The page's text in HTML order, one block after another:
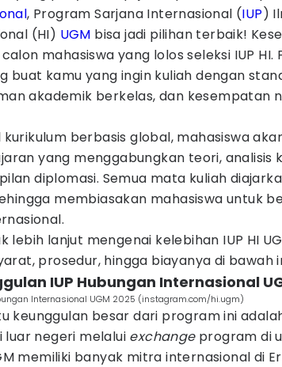
, Program Sarjana Internasional (IUP)
(HI) UGM bisa jadi pilihan terbaik!
mahasiswa yang lolos seleksi IUP HI.
buat kamu yang ingin kuliah dengan
akademik berkelas, dan kesempatan
kurikulum berbasis global, mahasiswa
yang menggabungkan teori, analisis
diplomasi. Semua mata kuliah
membiasakan mahasiswa untuk
lebih lanjut mengenai kelebihan IUP HI
prosedur, hingga biayanya di bawah
IUP Hubungan Internasional
Internasional UGM 2025 (instagram.com/hi.ugm)
keunggulan besar dari program ini
luar negeri melalui exchangeprogram di
memiliki banyak mitra internasional di